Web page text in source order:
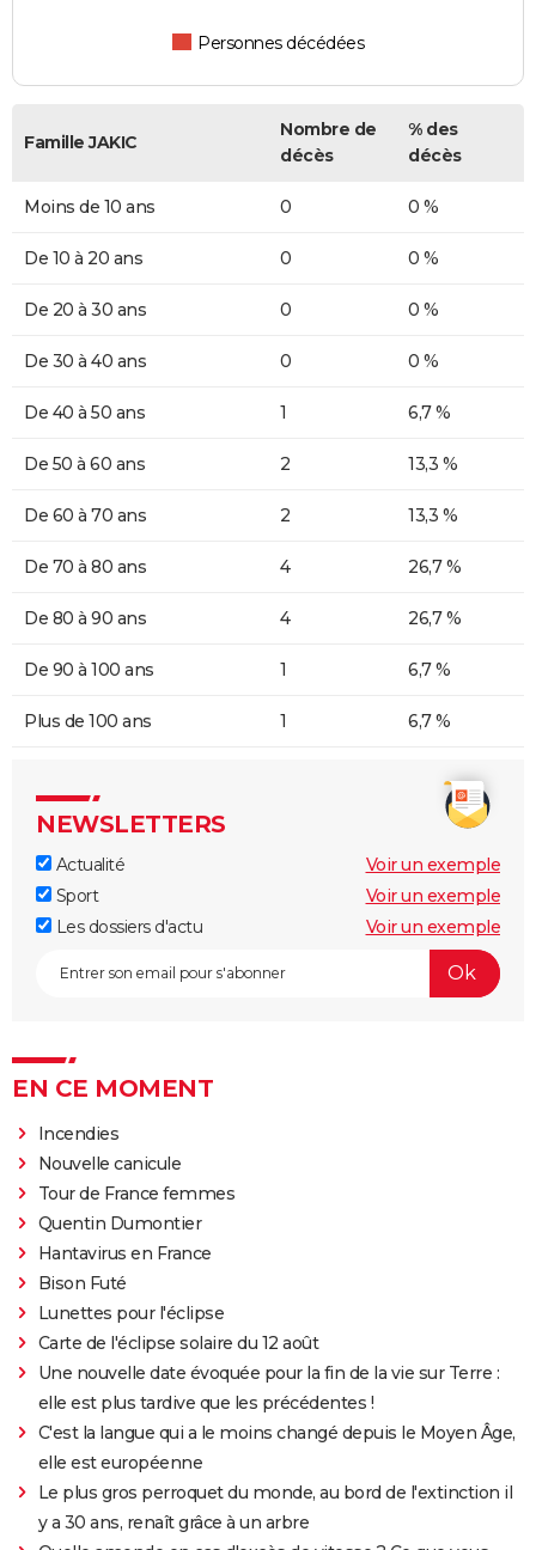
Personnes décédées
Famille JAKIC
Nombre de
décès
% des
décès
Moins de 10 ans 0 0 %
De 10 à 20 ans 0 0 %
De 20 à 30 ans 0 0 %
De 30 à 40 ans 0 0 %
De 40 à 50 ans 1 6,7 %
De 50 à 60 ans 2 13,3 %
De 60 à 70 ans 2 13,3 %
De 70 à 80 ans 4 26,7 %
De 80 à 90 ans 4 26,7 %
De 90 à 100 ans 1 6,7 %
Plus de 100 ans 1 6,7 %
NEWSLETTERS
Actualité
Voir un exemple
Sport
Voir un exemple
Les dossiers d'actu
Voir un exemple
EN CE MOMENT
Incendies
Nouvelle canicule
Tour de France femmes
Quentin Dumontier
Hantavirus en France
Bison Futé
Lunettes pour l'éclipse
Carte de l'éclipse solaire du 12 août
Une nouvelle date évoquée pour la fin de la vie sur Terre :
elle est plus tardive que les précédentes !
C'est la langue qui a le moins changé depuis le Moyen Âge,
elle est européenne
Le plus gros perroquet du monde, au bord de l'extinction il
y a 30 ans, renaît grâce à un arbre